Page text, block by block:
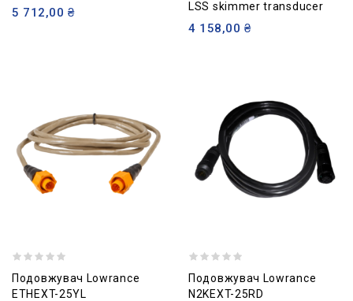
5 712,00 ₴
LSS skimmer transducer
4 158,00 ₴
Подовжувач Lowrance
ETHEXT-25YL
Подовжувач Lowrance
N2KEXT-25RD